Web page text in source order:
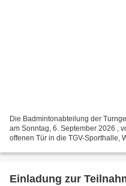
Die Badmintonabteilung der
am Sonntag, 6. September 2026 ,
offenen Tür in die TGV-Sporthalle,
Einladung zur